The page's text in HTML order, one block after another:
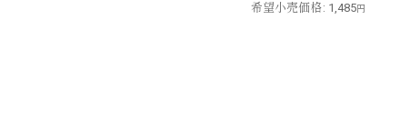
希望小売価格: 1,485円